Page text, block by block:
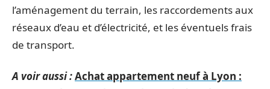
l’aménagement du terrain, les raccordements aux
réseaux d’eau et d’électricité, et les éventuels frais
de transport.
A voir aussi :Achat appartement neuf à Lyon :